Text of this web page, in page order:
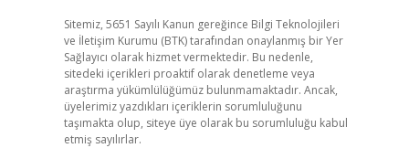
Sitemiz, 5651 Sayılı Kanun gereğince Bilgi Teknolojileri
ve İletişim Kurumu (BTK) tarafından onaylanmış bir Yer
Sağlayıcı olarak hizmet vermektedir. Bu nedenle,
sitedeki içerikleri proaktif olarak denetleme veya
araştırma yükümlülüğümüz bulunmamaktadır. Ancak,
üyelerimiz yazdıkları içeriklerin sorumluluğunu
taşımakta olup, siteye üye olarak bu sorumluluğu kabul
etmiş sayılırlar.